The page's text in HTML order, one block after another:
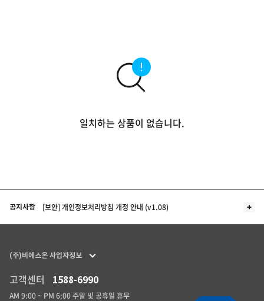
일치하는 상품이 없습니다.
공지사항 [보안] 개인정보처리방침 개정 안내 (v1.08)
(주)비에스온 사업자정보
고객센터 1588-6990
AM 9:00 ~ PM 6:00 주말 및 공휴일 휴무